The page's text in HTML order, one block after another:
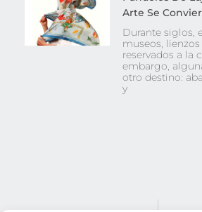
Arte Se
Durante siglos,
museos,
reservados a la
embargo,
otro destino:
y